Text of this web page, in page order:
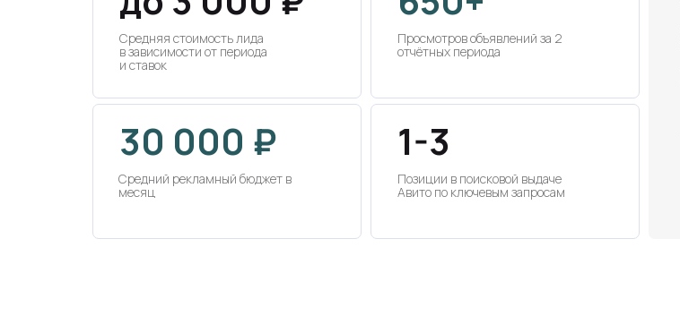
30 000 ₽ 1-3
Средняя стоимость лида
в зависимости от периода
и ставок
Средний рекламный бюджет в
месяц
Просмотров объявлений за 2
отчётных периода
Позиции в поисковой выдаче
Авито по ключевым запросам